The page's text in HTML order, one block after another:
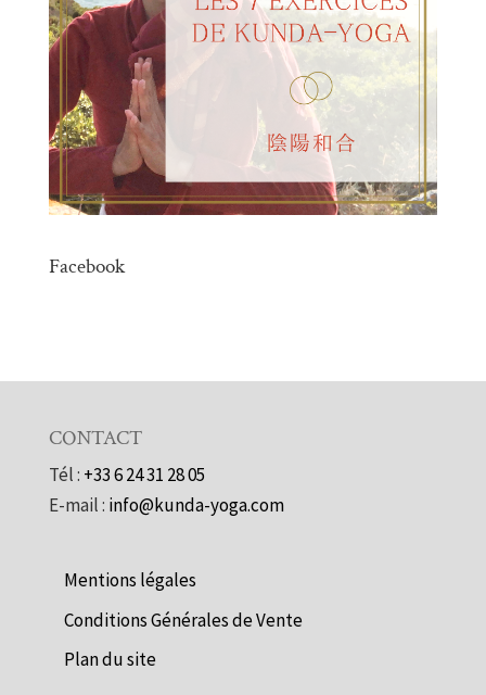
Facebook
CONTACT
Tél : +33 6 24 31 28 05
E-mail : info@kunda-yoga.com
Mentions légales
Conditions Générales de Vente
Plan du site